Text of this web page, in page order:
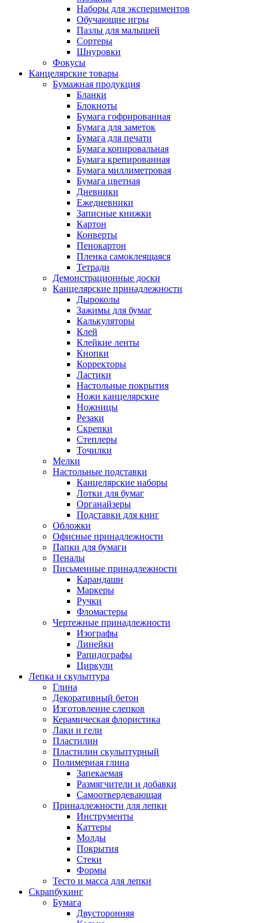
Наборы для экспериментов
Обучающие игры
Пазлы для малышей
Сортеры
Шнуровки
Фокусы
Канцелярские товары
Бумажная продукция
Бланки
Блокноты
Бумага гофрированная
Бумага для заметок
Бумага для печати
Бумага копировальная
Бумага крепированная
Бумага миллиметровая
Бумага цветная
Дневники
Ежедневники
Записные книжки
Картон
Конверты
Пенокартон
Пленка самоклеящаяся
Тетради
Демонстрационные доски
Канцелярские принадлежности
Дыроколы
Зажимы для бумаг
Калькуляторы
Клей
Клейкие ленты
Кнопки
Корректоры
Ластики
Настольные покрытия
Ножи канцелярские
Ножницы
Резаки
Скрепки
Степлеры
Точилки
Мелки
Настольные подставки
Канцелярские наборы
Лотки для бумаг
Органайзеры
Подставки для книг
Обложки
Офисные принадлежности
Папки для бумаги
Пеналы
Письменные принадлежности
Карандаши
Маркеры
Ручки
Фломастеры
Чертежные принадлежности
Изографы
Линейки
Рапидографы
Циркули
Лепка и скульптура
Глина
Декоративный бетон
Изготовление слепков
Керамическая флористика
Лаки и гели
Пластилин
Пластилин скульптурный
Полимерная глина
Запекаемая
Размягчители и добавки
Самоотвердевающая
Принадлежности для лепки
Инструменты
Каттеры
Молды
Покрытия
Стеки
Формы
Тесто и масса для лепки
Скрапбукинг
Бумага
Двусторонняя